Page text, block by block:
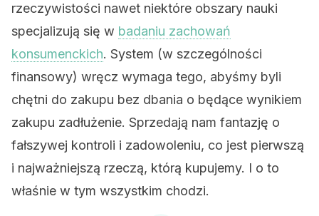
rzeczywistości nawet niektóre obszary nauki
specjalizują się w badaniu zachowań
konsumenckich. System (w szczególności
finansowy) wręcz wymaga tego, abyśmy byli
chętni do zakupu bez dbania o będące wynikiem
zakupu zadłużenie. Sprzedają nam fantazję o
fałszywej kontroli i zadowoleniu, co jest pierwszą
i najważniejszą rzeczą, którą kupujemy. I o to
właśnie w tym wszystkim chodzi.